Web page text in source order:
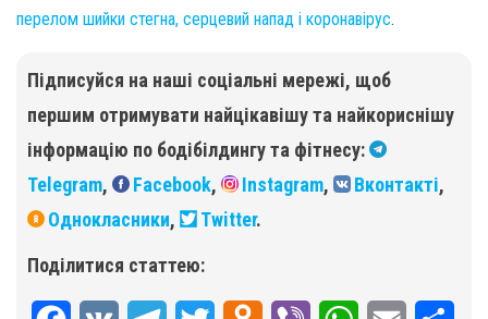
перелом шийки стегна, серцевий напад і коронавірус.
Підписуйся на наші соціальні мережі, щоб
першим отримувати найцікавішу та найкориснішу
інформацію по бодібілдингу та фітнесу:
Telegram, Facebook, Instagram, Вконтакті,
Однокласники, Twitter.
Поділитися статтею: